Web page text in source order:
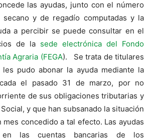
las ayudas, junto con el número
y de regadío computadas y la
a percibir se puede consultar en el
de la sede electrónica del Fondo
Agraria (FEGA). Se trata de titulares
pudo abonar la ayuda mediante la
el pasado 31 de marzo, por no
de sus obligaciones tributarias y
y que han subsanado la situación
concedido a tal efecto. Las ayudas
en las cuentas bancarias de los